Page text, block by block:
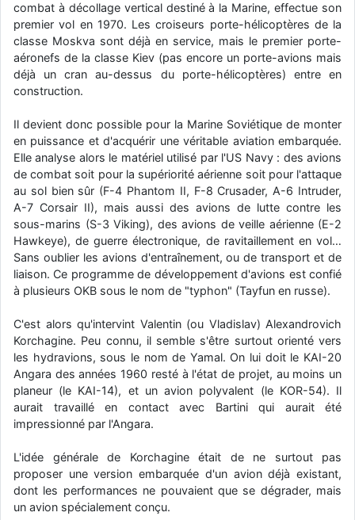
d9pouces: mais tu peux tenter l'un des rares lycées militaires
comme le Prytanée dans la Sarthe, ça ne peut pas faire de mal !
d9pouces
: C'est plutôt après le lycée, voire après une prépa
scientifique, tu as donc encore un peu de temps devant toi
yaellerigolow
le lycée pour s'orienter et pouvoir devenir officier de l'armée de l'air?
d9pouces: lesquels, par exemple ?
mahmoud : bonsoir, très instructif ce site .mais nous aimerions avoir
les photo des anciens appareils de l'armée de l'air de la haute -volta
d9pouces: Ça me casse quand même bien les pieds, j’avoue
jericho : Pour moi tout est à nouveau OK dirait-on… Merci à toi.
d9pouces: En espérant n’avoir coupé les accessoires de personne
au passage !
d9pouces: j'ai trouvé un palliatif un peu violent, mais ça devrait aller
d9pouces: cette fois, c'est le Brésil et Singapour qui mettent le site
par terre
jericho: Ah ben je peux te confirmer que j'étais resté dans le filtre…
d9pouces
: Désolé ! Mon filtrage a été un peu trop violent
manifestement
tout voir
combat à décollage vertical destiné à la Marine, effectue son
premier vol en 1970. Les croiseurs porte-hélicoptères de la
classe Moskva sont déjà en service, mais le premier porte-
aéronefs de la classe Kiev (pas encore un porte-avions mais
déjà un cran au-dessus du porte-hélicoptères) entre en
construction.
Il devient donc possible pour la Marine Soviétique de monter
en puissance et d'acquérir une véritable aviation embarquée.
Elle analyse alors le matériel utilisé par l'US Navy : des avions
de combat soit pour la supériorité aérienne soit pour l'attaque
au sol bien sûr (F-4 Phantom II, F-8 Crusader, A-6 Intruder,
A-7 Corsair II), mais aussi des avions de lutte contre les
sous-marins (S-3 Viking), des avions de veille aérienne (E-2
Hawkeye), de guerre électronique, de ravitaillement en vol…
Sans oublier les avions d'entraînement, ou de transport et de
liaison. Ce programme de développement d'avions est confié
à plusieurs OKB sous le nom de "typhon" (Tayfun en russe).
C'est alors qu'intervint Valentin (ou Vladislav) Alexandrovich
Korchagine. Peu connu, il semble s'être surtout orienté vers
les hydravions, sous le nom de Yamal. On lui doit le KAI-20
Angara des années 1960 resté à l'état de projet, au moins un
planeur (le KAI-14), et un avion polyvalent (le KOR-54). Il
aurait travaillé en contact avec Bartini qui aurait été
impressionné par l'Angara.
L'idée générale de Korchagine était de ne surtout pas
proposer une version embarquée d'un avion déjà existant,
dont les performances ne pouvaient que se dégrader, mais
un avion spécialement conçu.